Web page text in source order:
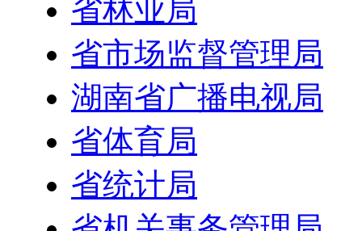
省林业局
省市场监督管理局
湖南省广播电视局
省体育局
省统计局